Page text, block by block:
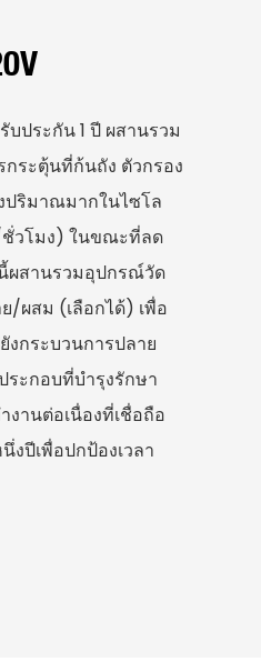
ประกัน 1 ปี ผสานรวม
กระตุ้นที่ก้นถัง ตัวกรอง
ปริมาณมากในไซโล
ชั่วโมง) ในขณะที่ลด
ผสานรวมอุปกรณ์วัด
/ผสม (เลือกได้) เพื่อ
งกระบวนการปลาย
ระกอบที่บำรุงรักษา
านต่อเนื่องที่เชื่อถือ
ปีเพื่อปกป้องเวลา